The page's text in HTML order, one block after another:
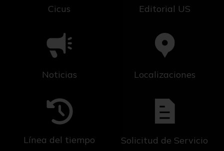
Cicus Editorial US
Noticias Localizaciones
Línea del tiempo Solicitud de Servicio